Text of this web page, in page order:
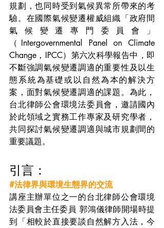
規劃，也同時受到氣候異常所帶來的考
驗。在國際氣候變遷權威組織「政府間
氣候變遷專門委員會」
（Intergovernmental Panel on Climate
Change，IPCC）第六次科學報告中，即
不斷強調氣候變遷調適的重要性及以生
態系統為基礎或以自然為本的解決方
案，面對氣候變遷調適的課題。為此，
台北律師公會環境法委員會，邀請國內
於此領域之實務工作專家及研究學者，
共同探討氣候變遷調適與城市規劃間的
重要議題。
引言：
#法律界與環境生態界的交流
講座主辦單位之一的台北律師公會環境
法委員會主任委員 郭鴻儀律師開場時提
到「相較於直接要談自然解方入法，今